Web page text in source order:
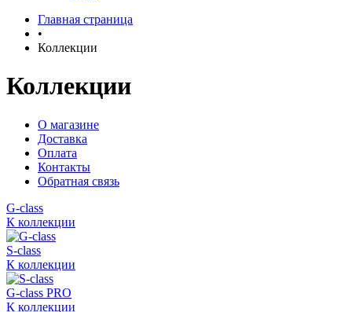
Главная страница
•
Коллекции
Коллекции
О магазине
Доставка
Оплата
Контакты
Обратная связь
G-class
К коллекции
S-class
К коллекции
G-class PRO
К коллекции